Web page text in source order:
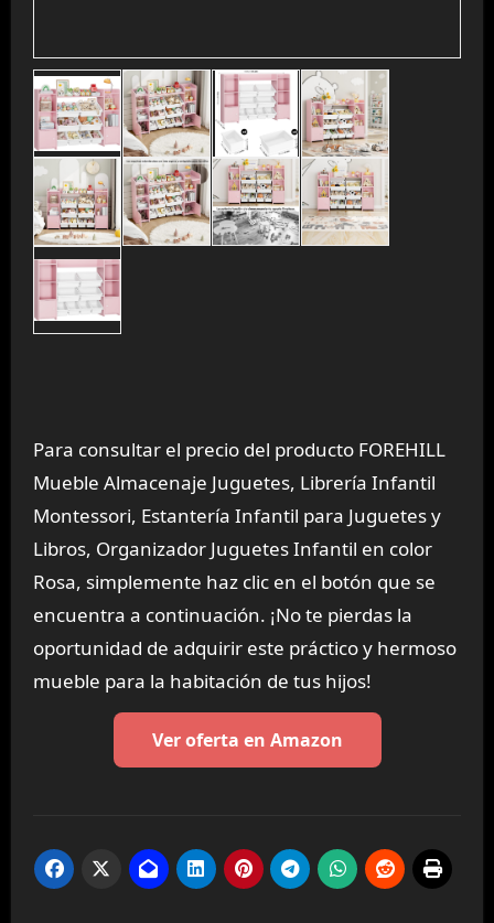
Para consultar el precio del producto FOREHILL
Mueble Almacenaje Juguetes, Librería Infantil
Montessori, Estantería Infantil para Juguetes y
Libros, Organizador Juguetes Infantil en color
Rosa, simplemente haz clic en el botón que se
encuentra a continuación. ¡No te pierdas la
oportunidad de adquirir este práctico y hermoso
mueble para la habitación de tus hijos!
Ver oferta en Amazon